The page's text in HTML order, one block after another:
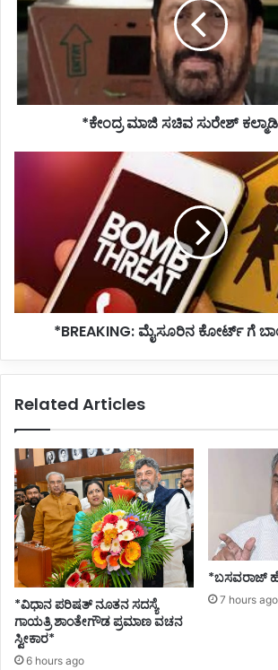
ಸುರೇಶ್
ಕಲ್ಮಾಡಿ
ಇನ್ನಿಲ್ಲ*
*ಕೇಂದ್ರ ಮಾಜಿ ಸಚಿವ ಸುರೇಶ್ ಕಲ್ಮಾಡಿ
*BREAKING: ಮೈಸೂರಿನ ಕೋರ್ಟ್ ಗೆ
Related Articles
*ವಿಧಾನ ಪರಿಷತ್ ನೂತನ ಸದಸ್ಯೆ
ಗಾಯತ್ರಿ ಶಾಂತೇಗೌಡ ಪ್ರಮಾಣ ವಚನ
ಸ್ವೀಕಾರ*
6 hours ago
*ಬಸವರಾಜ್
7 hours ago